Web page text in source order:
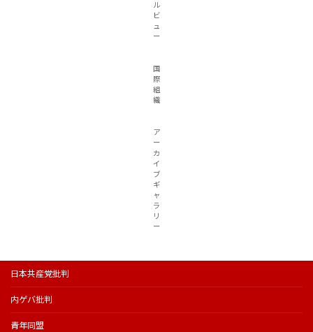
ル
ビ
ュ
ー
国
際
組
織
ア
ー
カ
イ
ブ
ギ
ャ
ラ
リ
ー
日本共産党批判
内ゲバ批判
青年同盟